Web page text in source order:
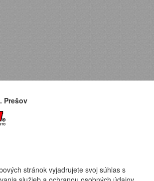
Prešov
stránok vyjadrujete svoj súhlas s